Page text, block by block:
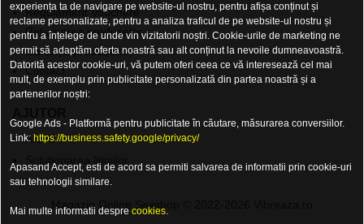
Regulament Vouchere
Returnarea produselor
Garanția produselor
Contact
ANPC
Magazin Online Sexshop © 2022-2026 Vibreaza.ro
experiența ta de navigare pe website-ul nostru, pentru afișa conținut și
reclame personalizate, pentru a analiza traficul de pe website-ul nostru și
pentru a înțelege de unde vin vizitatorii noștri. Cookie-urile de marketing ne
permit să adaptăm oferta noastră sau alt conținut la nevoile dumneavoastră.
Datorită acestor cookie-uri, vă putem oferi ceea ce vă interesează cel mai
mult, de exemplu prin publicitate personalizată din partea noastră și a
partenerilor noștri:
Google Ads - Platformă pentru publicitate în căutare, măsurarea conversiilor.
Link: https://business.safety.google/privacy/
Apasand Accept, esti de acord sa permiti salvarea de informatii prin cookie-uri
sau tehnologii similare.
Mai multe informatii despre cookies.